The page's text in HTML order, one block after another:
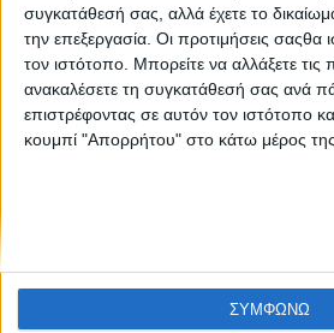
συγκατάθεσή σας, αλλά έχετε το
την επεξεργασία. Οι προτιμήσεις σαςθα
τον ιστότοπο. Μπορείτε να αλλάξετε τις
ανακαλέσετε τη συγκατάθεσή σας ανά
επιστρέφοντας σε αυτόν τον ιστότοπο
κουμπί "Απορρήτου" στο κάτω μέρος της
ΣΥΜΦΩΝΩ
None feed
CONNECT